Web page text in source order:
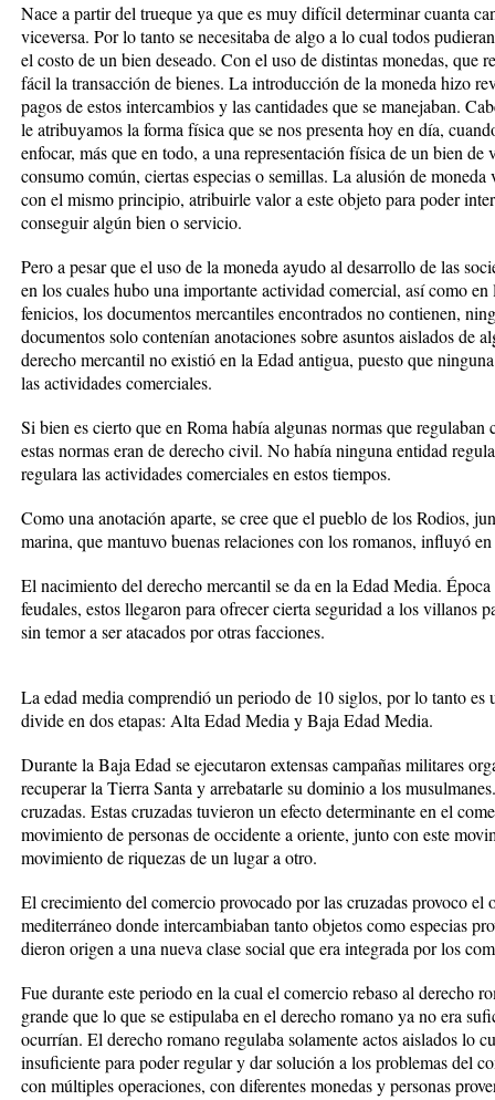
Nace a partir del trueque ya que es muy difícil determinar cuanta
viceversa. Por lo tanto se necesitaba de algo a lo cual todos
el costo de un bien deseado. Con el uso de distintas monedas, que
fácil la transacción de bienes. La introducción de la moneda hizo
pagos de estos intercambios y las cantidades que se manejaban.
le atribuyamos la forma física que se nos presenta hoy en día,
enfocar, más que en todo, a una representación física de un bien
consumo común, ciertas especias o semillas. La alusión de moneda
con el mismo principio, atribuirle valor a este objeto para poder
conseguir algún bien o servicio.
Pero a pesar que el uso de la moneda ayudo al desarrollo de las
en los cuales hubo una importante actividad comercial, así como
fenicios, los documentos mercantiles encontrados no contienen,
documentos solo contenían anotaciones sobre asuntos aislados de
derecho mercantil no existió en la Edad antigua, puesto que
las actividades comerciales.
Si bien es cierto que en Roma había algunas normas que
estas normas eran de derecho civil. No había ninguna entidad
regulara las actividades comerciales en estos tiempos.
Como una anotación aparte, se cree que el pueblo de los Rodios,
marina, que mantuvo buenas relaciones con los romanos, influyó
El nacimiento del derecho mercantil se da en la Edad Media.
feudales, estos llegaron para ofrecer cierta seguridad a los villanos
sin temor a ser atacados por otras facciones.
La edad media comprendió un periodo de 10 siglos, por lo tanto
divide en dos etapas: Alta Edad Media y Baja Edad Media.
Durante la Baja Edad se ejecutaron extensas campañas militares
recuperar la Tierra Santa y arrebatarle su dominio a los
cruzadas. Estas cruzadas tuvieron un efecto determinante en el
movimiento de personas de occidente a oriente, junto con este
movimiento de riquezas de un lugar a otro.
El crecimiento del comercio provocado por las cruzadas provoco el
mediterráneo donde intercambiaban tanto objetos como especias
dieron origen a una nueva clase social que era integrada por los
Fue durante este periodo en la cual el comercio rebaso al derecho
grande que lo que se estipulaba en el derecho romano ya no era
ocurrían. El derecho romano regulaba solamente actos aislados lo
insuficiente para poder regular y dar solución a los problemas del
con múltiples operaciones, con diferentes monedas y personas